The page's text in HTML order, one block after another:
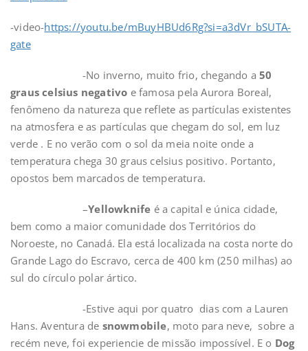
-video-https://youtu.be/mBuyHBUd6Rg?si=a3dVr_bSUTA-
gate
-No inverno, muito frio, chegando a50
graus celsius negativo e famosa pela Aurora Boreal,
fenômeno da natureza que reflete as partículas existentes
na atmosfera e as partículas que chegam do sol, em luz
verde . E no verão com o sol da meia noite onde a
temperatura chega 30 graus celsius positivo. Portanto,
opostos bem marcados de temperatura.
–Yellowknife é a capital e única cidade,
bem como a maior comunidade dos Territórios do
Noroeste, no Canadá. Ela está localizada na costa norte do
Grande Lago do Escravo, cerca de 400 km (250 milhas) ao
sul do círculo polar ártico.
-Estive aqui por quatro dias com a Lauren
Hans. Aventura de snowmobile, moto para neve, sobre a
recém neve, foi experiencie de missão impossível. E o Dog